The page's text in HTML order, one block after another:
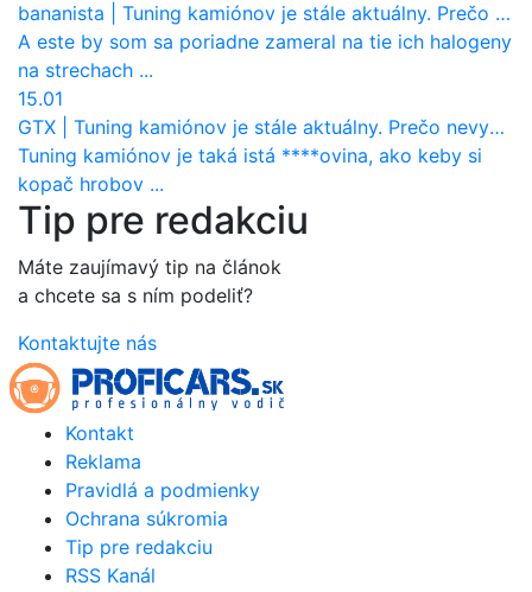
bananista
Tuning kamiónov je stále aktuálny. Prečo nevyhynul ako pri osobákoch?
A este by som sa poriadne zameral na tie ich halogeny
na strechach ...
15.01
GTX
Tuning kamiónov je stále aktuálny. Prečo nevyhynul ako pri osobákoch?
Tuning kamiónov je taká istá ****ovina, ako keby si
kopač hrobov ...
Tip pre redakciu
Máte zaujímavý tip na článok
a chcete sa s ním podeliť?
Kontaktujte nás
Kontakt
Reklama
Pravidlá a podmienky
Ochrana súkromia
Tip pre redakciu
RSS Kanál